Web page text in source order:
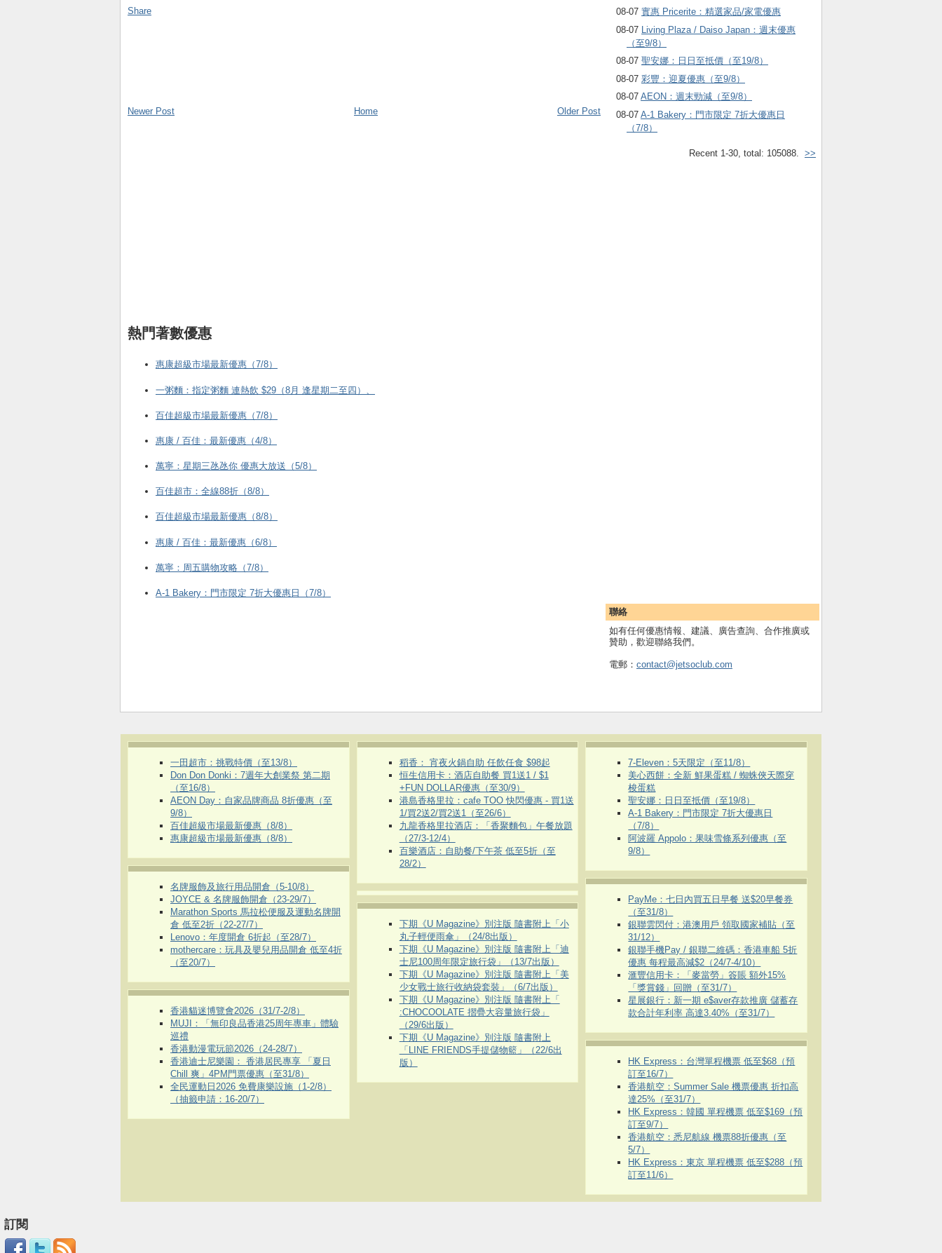
08-07 實惠 Pricerite：精選家品/家電優惠
08-07
Living Plaza / Daiso Japan：週末優惠
（至9/8）
08-07 聖安娜：日日至抵價（至19/8）
08-07 彩豐：迎夏優惠（至9/8）
08-07 AEON：週末勁減（至9/8）
08-07 A-1 Bakery：門市限定 7折大優惠日
（7/8）
Recent 1-30, total: 105088. >>
聯絡
如有任何優惠情報、建議、廣告查詢、合作推廣或
贊助，歡迎聯絡我們。
電郵： contact@jetsoclub.com
Share
Newer Post Older Post
Home
熱門著數優惠
惠康超級市場最新優惠（7/8）
一粥麵：指定粥麵 連熱飲 $29（8月 逢星期二至四）、
百佳超級市場最新優惠（7/8）
惠康 / 百佳：最新優惠（4/8）
萬寧：星期三氹氹你 優惠大放送（5/8）
百佳超市：全線88折（8/8）
百佳超級市場最新優惠（8/8）
惠康 / 百佳：最新優惠（6/8）
萬寧：周五購物攻略（7/8）
A-1 Bakery：門市限定 7折大優惠日（7/8）
一田超市：挑戰特價（至13/8）
Don Don Donki：7週年大創業祭 第二期
（至16/8）
AEON Day：自家品牌商品 8折優惠（至
9/8）
百佳超級市場最新優惠（8/8）
惠康超級市場最新優惠（8/8）
名牌服飾及旅行用品開倉（5-10/8）
JOYCE & 名牌服飾開倉（23-29/7）
Marathon Sports 馬拉松便服及運動名牌開
倉 低至2折（22-27/7）
Lenovo：年度開倉 6折起（至28/7）
mothercare：玩具及嬰兒用品開倉 低至4折
（至20/7）
香港貓迷博覽會2026（31/7-2/8）
MUJI：「無印良品香港25周年專車」體驗
巡禮
香港動漫電玩節2026（24-28/7）
香港迪士尼樂園： 香港居民專享 「夏日
Chill 爽」4PM門票優惠（至31/8）
全民運動日2026 免費康樂設施（1-2/8）
（抽籤申請：16-20/7）
稻香： 宵夜火鍋自助 任飲任食 $98起
恒生信用卡：酒店自助餐 買1送1 / $1
+FUN DOLLAR優惠（至30/9）
港島香格里拉：cafe TOO 快閃優惠 - 買1送
1/買2送2/買2送1（至26/6）
九龍香格里拉酒店：「香聚麵包」午餐放題
（27/3-12/4）
百樂酒店：自助餐/下午茶 低至5折（至
28/2）
下期《U Magazine》別注版 隨書附上「小
丸子輕便雨傘」（24/8出版）
下期《U Magazine》別注版 隨書附上「迪
士尼100周年限定旅行袋」（13/7出版）
下期《U Magazine》別注版 隨書附上「美
少女戰士旅行收納袋套裝」（6/7出版）
下期《U Magazine》別注版 隨書附上「
:CHOCOOLATE 摺疊大容量旅行袋」
（29/6出版）
下期《U Magazine》別注版 隨書附上
「LINE FRIENDS手提儲物籃」（22/6出
版）
7-Eleven：5天限定（至11/8）
美心西餅：全新 鮮果蛋糕 / 蜘蛛俠天際穿
梭蛋糕
聖安娜：日日至抵價（至19/8）
A-1 Bakery：門市限定 7折大優惠日
（7/8）
阿波羅 Appolo：果味雪條系列優惠（至
9/8）
PayMe：七日內買五日早餐 送$20早餐券
（至31/8）
銀聯雲閃付：港澳用戶 領取國家補貼（至
31/12）
銀聯手機Pay / 銀聯二維碼：香港車船 5折
優惠 每程最高減$2（24/7-4/10）
滙豐信用卡：「麥當勞」簽賬 額外15%
「獎賞錢」回贈（至31/7）
星展銀行：新一期 e$aver存款推廣 儲蓄存
款合計年利率 高達3.40%（至31/7）
HK Express：台灣單程機票 低至$68（預
訂至16/7）
香港航空：Summer Sale 機票優惠 折扣高
達25%（至31/7）
HK Express：韓國 單程機票 低至$169（預
訂至9/7）
香港航空：悉尼航線 機票88折優惠（至
5/7）
HK Express：東京 單程機票 低至$288（預
訂至11/6）
訂閱